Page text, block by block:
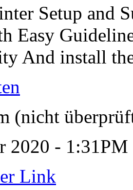
Setup and
Easy
And install
(nicht
2020 - 1:31PM
Link